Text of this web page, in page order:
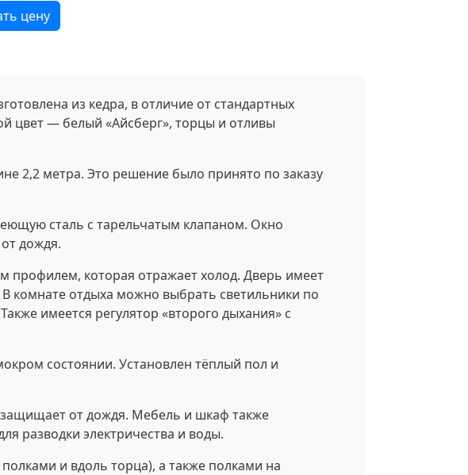
цену
из кедра, в отличие от стандартных
цвет — белый «Айсберг», торцы и отливы
2,2 метра. Это решение было принято по заказу
сталь с тарельчатым клапаном. Окно
дождя.
профилем, которая отражает холод. Дверь имеет
отдыха можно выбрать светильники по
имеется регулятор «второго дыхания» с
состоянии. Установлен тёплый пол и
защищает от дождя. Мебель и шкаф также
разводки электричества и воды.
и вдоль торца), а также полками на